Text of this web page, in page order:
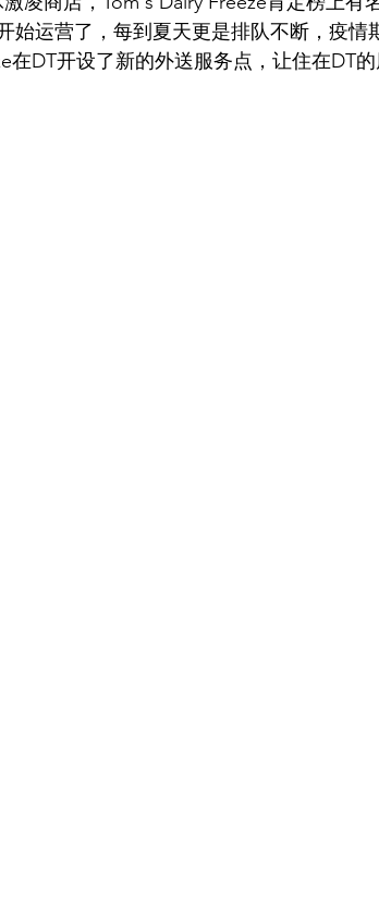
始运营了，每到夏天更是排队不断，疫情
在DT开设了新的外送服务点，让住在DT